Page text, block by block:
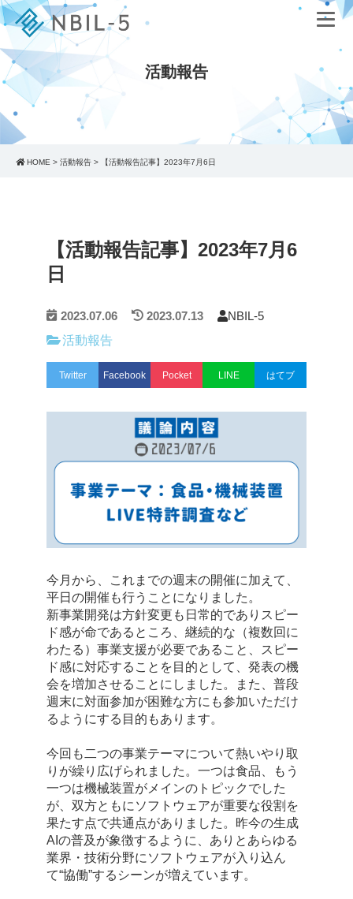
活動報告
HOME > 活動報告 > 【活動報告記事】2023年7月6日
【活動報告記事】2023年7月6
日
2023.07.06 2023.07.13
NBIL-5
活動報告
Twitter Facebook Pocket LINE はてブ
今月から、これまでの週末の開催に加えて、
平日の開催も行うことになりました。
新事業開発は方針変更も日常的でありスピー
ド感が命であるところ、継続的な（複数回に
わたる）事業支援が必要であること、スピー
ド感に対応することを目的として、発表の機
会を増加させることにしました。
また、普段
週末に対面参加が困難な方にも参加いただけ
るようにする目的もあります。
今回も二つの事業テーマについて熱いやり取
りが繰り広げられました。一つは食品、もう
一つは機械装置がメインのトピックでした
が、双方ともにソフトウェアが重要な役割を
果たす点で共通点がありました。昨今の生成
AIの普及が象徴するように、ありとあらゆる
業界・技術分野にソフトウェアが入り込ん
て“協働”するシーンが増えています。